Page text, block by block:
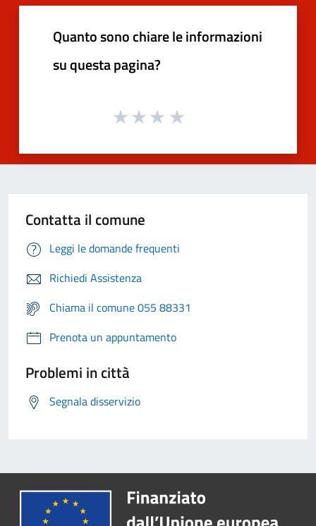
Quanto sono chiare le informazioni
su questa pagina?
Contatta il comune
Leggi le domande frequenti
Richiedi Assistenza
Chiama il comune 055 88331
Prenota un appuntamento
Problemi in città
Segnala disservizio